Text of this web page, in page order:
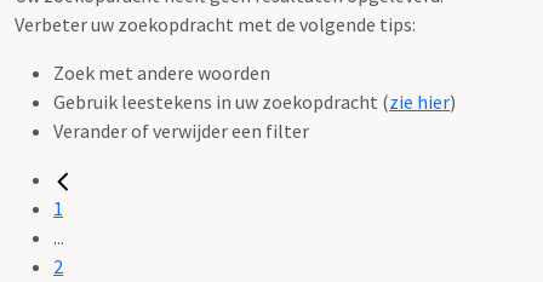
Verbeter uw zoekopdracht met de volgende tips:
Zoek met andere woorden
Gebruik leestekens in uw zoekopdracht (zie hier)
Verander of verwijder een filter
1
...
2